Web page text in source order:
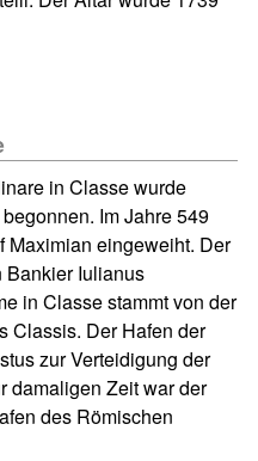
in Classe wurde
Im Jahre 549
Maximian eingeweiht. Der
Bankier Iulianus
in Classe stammt von der
Classis. Der Hafen der
zur Verteidigung der
damaligen Zeit war der
des Römischen